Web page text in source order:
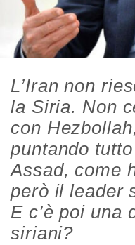
L’Iran non
la Siria. Non
con
puntando
Assad, come
però il leader
E c’è poi una
siriani?